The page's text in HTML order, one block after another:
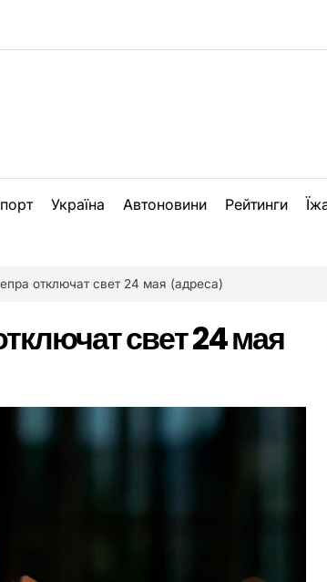
Україна Автоновини Рейтинги
отключат свет 24 мая (адреса)
свет 24 мая